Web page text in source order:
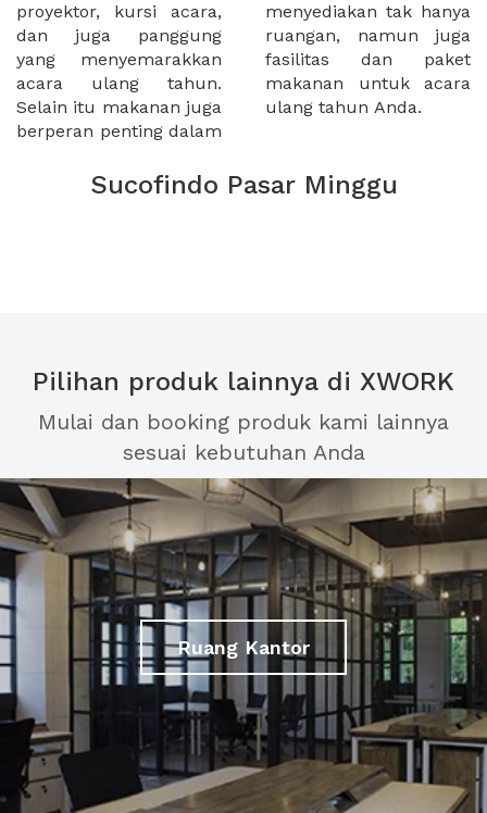
proyektor, kursi acara,
dan juga panggung
yang menyemarakkan
acara ulang tahun.
Selain itu makanan juga
berperan penting dalam
menyediakan tak hanya
ruangan, namun juga
fasilitas dan paket
makanan untuk acara
ulang tahun Anda.
Sucofindo Pasar Minggu
Pilihan produk lainnya di XWORK
Mulai dan booking produk kami lainnya
sesuai kebutuhan Anda
Ruang Kantor